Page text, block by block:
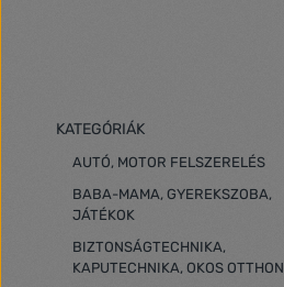
KATEGÓRIÁK
AUTÓ, MOTOR FELSZERELÉS
BABA-MAMA, GYEREKSZOBA,
JÁTÉKOK
BIZTONSÁGTECHNIKA,
KAPUTECHNIKA, OKOS OTTHON